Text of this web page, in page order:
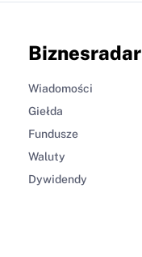
Biznesradar
Wiadomości
Giełda
Fundusze
Waluty
Dywidendy